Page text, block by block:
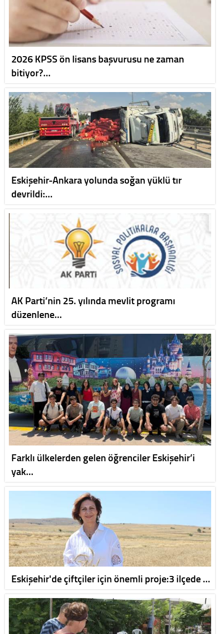
2026 KPSS ön lisans başvurusu ne zaman
bitiyor?…
Eskişehir-Ankara yolunda soğan yüklü tır
devrildi:…
AK Parti’nin 25. yılında mevlit programı
düzenlene…
Farklı ülkelerden gelen öğrenciler Eskişehir’i
yak…
Eskişehir'de çiftçiler için önemli proje:3 ilçede …